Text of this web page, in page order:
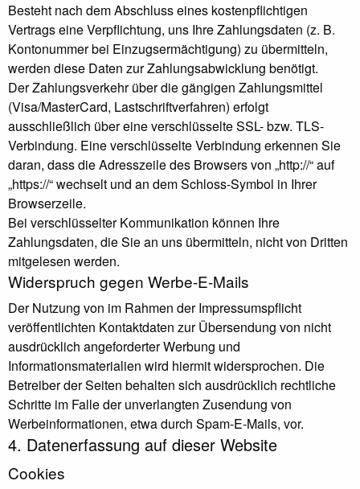
Besteht nach dem Abschluss eines kostenpflichtigen
Vertrags eine Verpflichtung, uns Ihre Zahlungsdaten (z. B.
Kontonummer bei Einzugsermächtigung) zu übermitteln,
werden diese Daten zur Zahlungsabwicklung benötigt.
Der Zahlungsverkehr über die gängigen Zahlungsmittel
(Visa/MasterCard, Lastschriftverfahren) erfolgt
ausschließlich über eine verschlüsselte SSL- bzw. TLS-
Verbindung. Eine verschlüsselte Verbindung erkennen Sie
daran, dass die Adresszeile des Browsers von „http://“ auf
„https://“ wechselt und an dem Schloss-Symbol in Ihrer
Browserzeile.
Bei verschlüsselter Kommunikation können Ihre
Zahlungsdaten, die Sie an uns übermitteln, nicht von Dritten
mitgelesen werden.
Widerspruch gegen Werbe-E-Mails
Der Nutzung von im Rahmen der Impressumspflicht
veröffentlichten Kontaktdaten zur Übersendung von nicht
ausdrücklich angeforderter Werbung und
Informationsmaterialien wird hiermit widersprochen. Die
Betreiber der Seiten behalten sich ausdrücklich rechtliche
Schritte im Falle der unverlangten Zusendung von
Werbeinformationen, etwa durch Spam-E-Mails, vor.
4. Datenerfassung auf dieser Website
Cookies